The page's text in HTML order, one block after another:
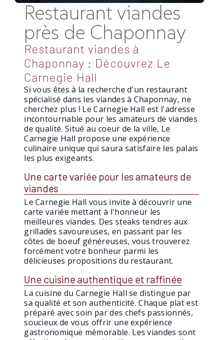
Restaurant viandes
près de Chaponnay
Restaurant viandes à
Chaponnay : Découvrez Le
Carnegie Hall
Si vous êtes à la recherche d'un restaurant
spécialisé dans les viandes à Chaponnay, ne
cherchez plus ! Le Carnegie Hall est l'adresse
incontournable pour les amateurs de viandes
de qualité. Situé au coeur de la ville, Le
Carnegie Hall propose une expérience
culinaire unique qui saura satisfaire les palais
les plus exigeants.
Une carte variée pour les amateurs de
viandes
Le Carnegie Hall vous invite à découvrir une
carte variée mettant à l'honneur les
meilleures viandes. Des steaks tendres aux
grillades savoureuses, en passant par les
côtes de boeuf généreuses, vous trouverez
forcément votre bonheur parmi les
délicieuses propositions du restaurant.
Une cuisine authentique et raffinée
La cuisine du Carnegie Hall se distingue par
sa qualité et son authenticité. Chaque plat est
préparé avec soin par des chefs passionnés,
soucieux de vous offrir une expérience
gastronomique mémorable. Les viandes sont